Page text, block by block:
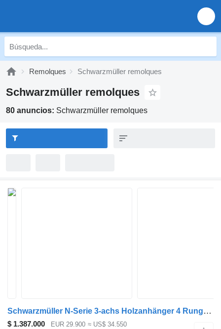
Remolques Schwarzmüller remolques
Schwarzmüller remolques
80 anuncios: Schwarzmüller remolques
Schwarzmüller N-Serie 3-achs Holzanhänger 4 Rungenpaare
$ 1.387.000 EUR 29.900 ≈ US$ 34.550